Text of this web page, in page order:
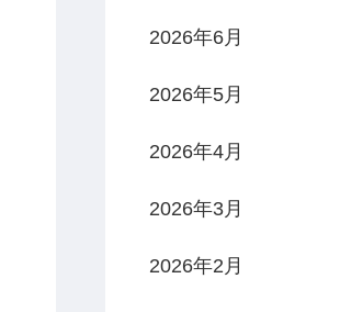
2026年6月
2026年5月
2026年4月
2026年3月
2026年2月